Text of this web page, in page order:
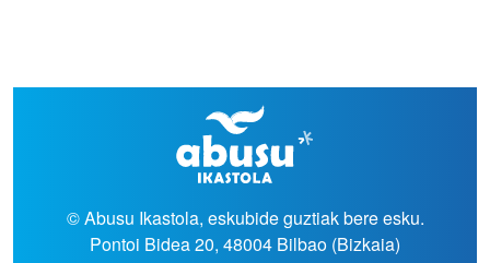
© Abusu Ikastola, eskubide guztiak bere esku.
Pontoi Bidea 20, 48004 Bilbao (Bizkaia)